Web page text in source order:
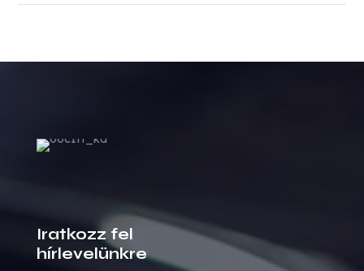
Iratkozz fel
hírlevelünkre